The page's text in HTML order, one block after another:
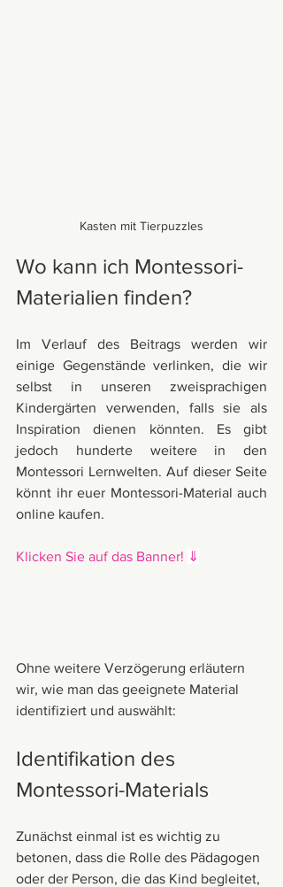
Kasten mit Tierpuzzles
Wo kann ich Montessori-
Materialien finden?
Im Verlauf des Beitrags werden wir
einige Gegenstände verlinken, die wir
selbst in unseren zweisprachigen
Kindergärten verwenden, falls sie als
Inspiration dienen könnten. Es gibt
jedoch hunderte weitere in den
Montessori Lernwelten. Auf dieser Seite
könnt ihr euer Montessori-Material auch
online kaufen.
Klicken Sie auf das Banner! ⇓
Ohne weitere Verzögerung erläutern
wir, wie man das geeignete Material
identifiziert und auswählt:
Identifikation des
Montessori-Materials
Zunächst einmal ist es wichtig zu
betonen, dass die Rolle des Pädagogen
oder der Person, die das Kind begleitet,